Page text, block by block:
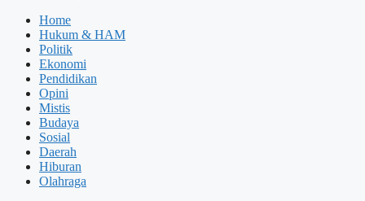
Home
Hukum & HAM
Politik
Ekonomi
Pendidikan
Opini
Mistis
Budaya
Sosial
Daerah
Hiburan
Olahraga